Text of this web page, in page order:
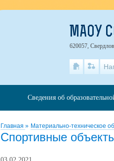
Главная » Материально-техническое
Спортивные
МАОУ
620057,
Сведения об